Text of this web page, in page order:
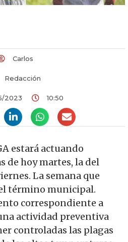
Carlos
Redacción
2023 10:50
estará actuando
de hoy martes, la del
La semana que
término municipal.
correspondiente a
actividad preventiva
controladas las plagas